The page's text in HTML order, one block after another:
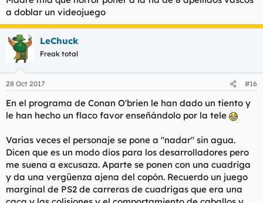
a doblar un videojuego
LeChuck
Freak total
28 Oct 2017 #16
En el programa de Conan O'brien le han dado un tiento y
le han hecho un flaco favor enseñándolo por la tele
Varias veces el personaje se pone a "nadar" sin agua.
Dicen que es un modo dios para los desarrolladores pero
me suena a excusaza. Aparte se ponen con una cuadriga
y da una vergüenza ajena del copón. Recuerdo un juego
marginal de PS2 de carreras de cuadrigas que era una